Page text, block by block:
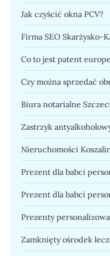
Jak czyścić okna PCV?
Firma SEO Skarżysko-
Co to jest patent
Czy można sprzedać
Biura notarialne
Zastrzyk
Nieruchomości
Prezent dla babci
Prezent dla babci
Prezenty
Zamknięty ośrodek